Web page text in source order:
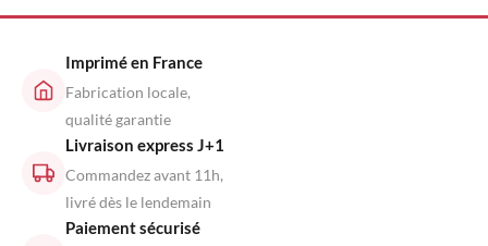
Imprimé en France
Fabrication locale,
qualité garantie
Livraison express J+1
Commandez avant 11h,
livré dès le lendemain
Paiement sécurisé